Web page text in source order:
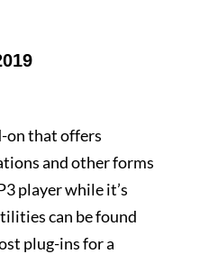
on that offers
and other forms
player while it’s
can be found
plug-ins for a